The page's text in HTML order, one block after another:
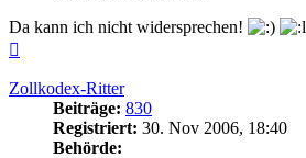
Da kann ich nicht widersprechen!
Zollkodex-Ritter
Beiträge: 830
Registriert: 30. Nov 2006, 18:40
Behörde: